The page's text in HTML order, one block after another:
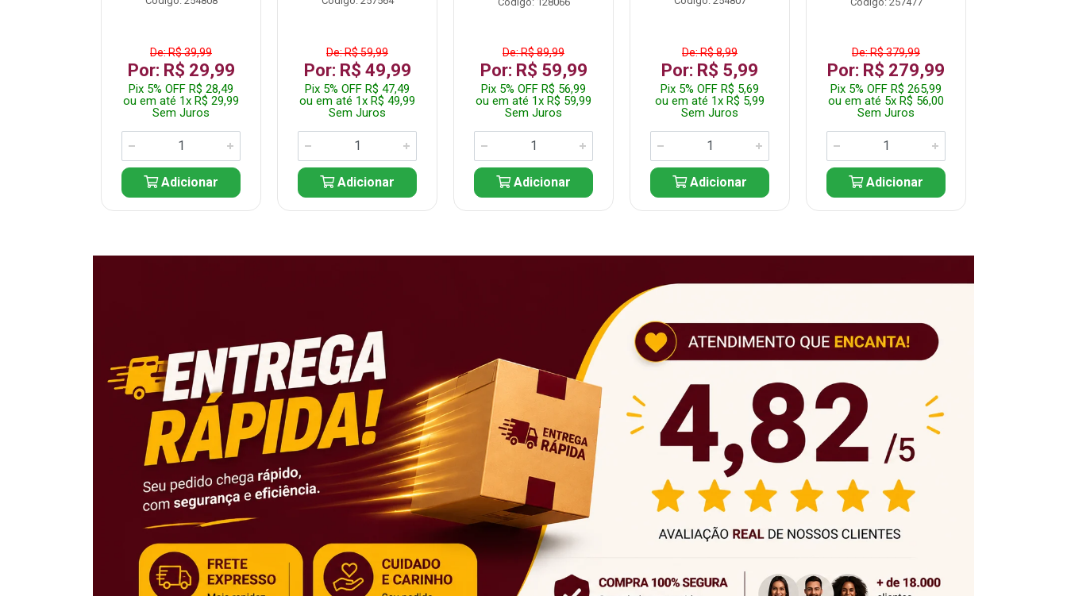
De: R$ 39,99
Por: R$ 29,99
Pix 5% OFF R$ 28,49
ou em até 1x R$ 29,99
Sem Juros
Adicionar
De: R$ 59,99
Por: R$ 49,99
Pix 5% OFF R$ 47,49
ou em até 1x R$ 49,99
Sem Juros
Adicionar
De: R$ 89,99
Por: R$ 59,99
Pix 5% OFF R$ 56,99
ou em até 1x R$ 59,99
Sem Juros
Adicionar
De: R$ 8,99
Por: R$ 5,99
Pix 5% OFF R$ 5,69
ou em até 1x R$ 5,99
Sem Juros
Adicionar
De: R$ 379,99
Por: R$ 279,99
Pix 5% OFF R$ 265,99
ou em até 5x R$ 56,00
Sem Juros
Adicionar